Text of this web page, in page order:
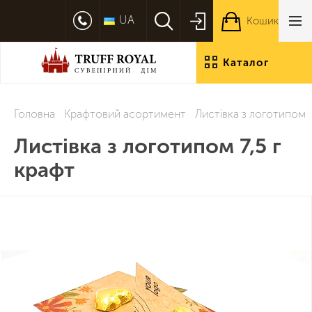
Каталог
UA Кошик
Головна Крафтовий асортимент Листівка з логотипом
Листівка з логотипом 7,5 г
крафт